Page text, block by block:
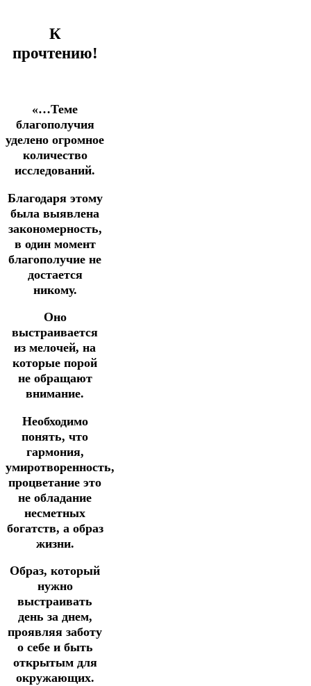
К
прочтению!
«…Теме
благополучия
уделено огромное
количество
исследований.
Благодаря этому
была выявлена
закономерность,
в один момент
благополучие не
достается
никому.
Оно
выстраивается
из мелочей, на
которые порой
не обращают
внимание.
Необходимо
понять, что
гармония,
умиротворенность,
процветание это
не обладание
несметных
богатств, а образ
жизни.
Образ, который
нужно
выстраивать
день за днем,
проявляя заботу
о себе и быть
открытым для
окружающих.